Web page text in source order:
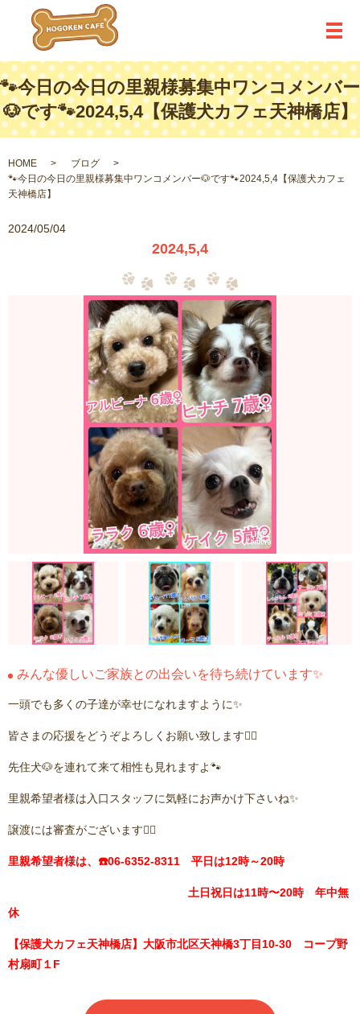
メ
🐾今日の今日の里親様募集中ワンコメンバー
🐶です🐾2024,5,4【保護犬カフェ天神橋店】
HOME
ブログ
🐾今日の今日の里親様募集中ワンコメンバー🐶です🐾2024,5,4【保護犬カフェ
天神橋店】
2024/05/04
2024,5,4
みんな優しいご家族との出会いを待ち続けています✨
一頭でも多くの子達が幸せになれますように✨
皆さまの応援をどうぞよろしくお願い致します🙇‍♂️
先住犬🐶を連れて来て相性も見れますよ🐾
里親希望者様は入口スタッフに気軽にお声かけ下さいね✨
譲渡には審査がございます🙇‍♂️
里親希望者様は、☎️06-6352-8311 平日は12時～20時
土日祝日は11時〜20時 年中無
休
【保護犬カフェ天神橋店】大阪市北区天神橋3丁目10-30 コープ野
村扇町１F